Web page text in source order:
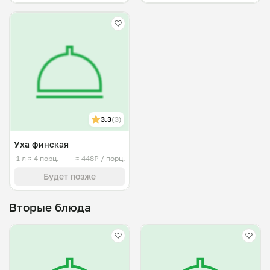
3.3(3)
Уха финская
1 л ≈ 4 порц. ≈ 448₽ / порц.
Будет позже
Вторые блюда